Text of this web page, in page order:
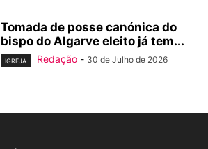
Tomada de posse canónica do
bispo do Algarve eleito já tem...
IGREJA Redação - 30 de Julho de 2026